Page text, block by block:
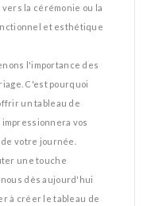
la cérémonie ou la
et esthétique
l'importance des
C'est pourquoi
un tableau de
vos
votre journée.
une touche
dès aujourd'hui
à créer le tableau de